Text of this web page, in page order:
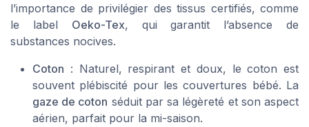
l’importance de privilégier des tissus certifiés, comme
le label Oeko-Tex, qui garantit l’absence de
substances nocives.
Coton : Naturel, respirant et doux, le coton est
souvent plébiscité pour les couvertures bébé. La
gaze de coton séduit par sa légèreté et son aspect
aérien, parfait pour la mi-saison.